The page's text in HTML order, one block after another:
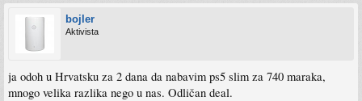
bojler
Aktivista
ja odoh u Hrvatsku za 2 dana da nabavim ps5 slim za 740 maraka,
mnogo velika razlika nego u nas. Odličan deal.